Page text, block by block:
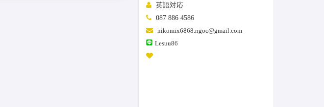
英語対応
087 886 4586
nikomix6868.ngoc@gmail.com
Lesuu86